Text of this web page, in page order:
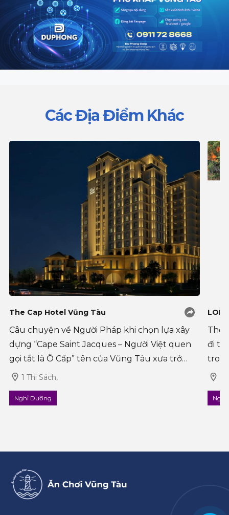
Các Địa Điểm Khác
The Cap Hotel Vũng Tàu
Câu chuyện về Người Pháp khi chọn lựa xây
dựng “Cape Saint Jacques – Người Việt quen
gọi tắt là Ô Cấp” tên của Vũng Tàu xưa trở
thành thành phố cảng, du lịch nghỉ mát đầu
1 Thi Sách,
Nghỉ Dưỡng
Thời
đi
chơi
Nghỉ